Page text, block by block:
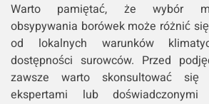
Warto pamiętać, że wybór
obsypywania borówek może różnić
od lokalnych warunków
dostępności surowców. Przed
zawsze warto skonsultować
ekspertami lub doświadczonymi